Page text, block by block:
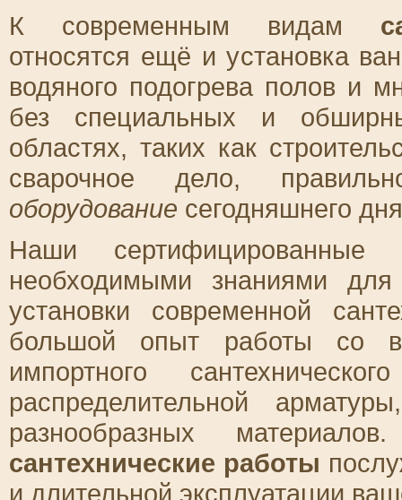
К современным видам
относятся ещё и установка
водяного подогрева полов и
без специальных и
областях, таких как
сварочное дело,
оборудование сегодняшнего
Наши сертифицированные
необходимыми знаниями
установки современной
большой опыт работы со
импортного
распределительной
разнообразных
сантехнические работы
и длительной эксплуатации